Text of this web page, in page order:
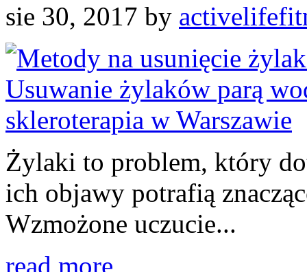
sie 30, 2017 by
Żylaki to problem, który
ich objawy potrafią
Wzmożone uczucie...
read more